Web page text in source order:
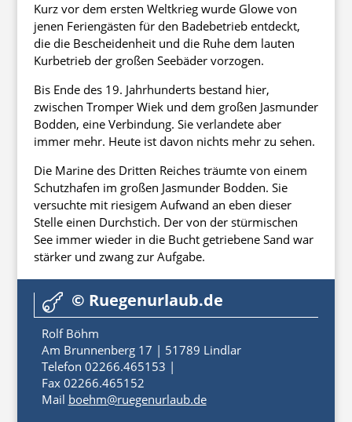
Kurz vor dem ersten Weltkrieg wurde Glowe von
jenen Feriengästen für den Badebetrieb entdeckt,
die die Bescheidenheit und die Ruhe dem lauten
Kurbetrieb der großen Seebäder vorzogen.
Bis Ende des 19. Jahrhunderts bestand hier,
zwischen Tromper Wiek und dem großen Jasmunder
Bodden, eine Verbindung. Sie verlandete aber
immer mehr. Heute ist davon nichts mehr zu sehen.
Die Marine des Dritten Reiches träumte von einem
Schutzhafen im großen Jasmunder Bodden. Sie
versuchte mit riesigem Aufwand an eben dieser
Stelle einen Durchstich. Der von der stürmischen
See immer wieder in die Bucht getriebene Sand war
stärker und zwang zur Aufgabe.
 © Ruegenurlaub.de
Rolf Böhm
Am Brunnenberg 17 | 51789 Lindlar
Telefon 02266.465153 |
Fax 02266.465152
Mail boehm@ruegenurlaub.de